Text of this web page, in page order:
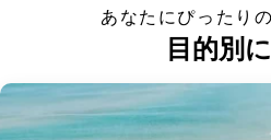
あなたにぴったり
目的別